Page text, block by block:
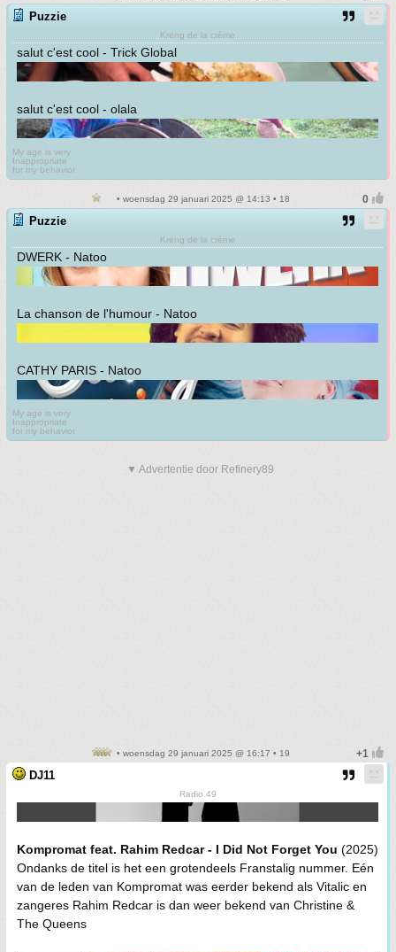
Puzzie
Kreng de la crème
salut c'est cool - Trick Global
salut c'est cool - olala
My age is very
Inappropriate
for my behavior
• woensdag 29 januari 2025 @ 14:13 • 18
Puzzie
Kreng de la crème
DWERK - Natoo
La chanson de l'humour - Natoo
CATHY PARIS - Natoo
My age is very
Inappropriate
for my behavior
▼ Advertentie door Refinery89
• woensdag 29 januari 2025 @ 16:17 • 19
DJ11
Radio 49
Kompromat feat. Rahim Redcar - I Did Not Forget You (2025)
Ondanks de titel is het een grotendeels Franstalig nummer. Eén
van de leden van Kompromat was eerder bekend als Vitalic en
zangeres Rahim Redcar is dan weer bekend van Christine &
The Queens